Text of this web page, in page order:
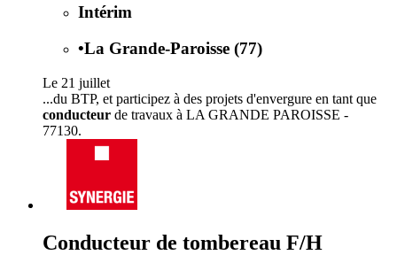
Intérim
•La Grande-Paroisse (77)
Le 21 juillet
...du BTP, et participez à des projets d'envergure en tant que
conducteur de travaux à LA GRANDE PAROISSE -
77130.
Conducteur de tombereau F/H